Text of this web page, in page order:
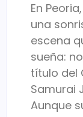
En Peoria,
una
escena
sueña:
título del
Samurai
Aunque